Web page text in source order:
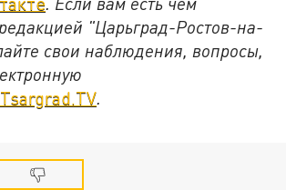
"Царьград-Ростов-на-
свои наблюдения, вопросы,
.